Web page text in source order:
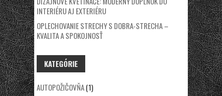
INTERIÉRU AJ EXTERIÉRU
OPLECHOVANIE STRECHY S DOBRA-STRECHA –
KVALITA A SPOKOJNOSŤ
KATEGÓRIE
AUTOPOŽIČOVŇA(1)